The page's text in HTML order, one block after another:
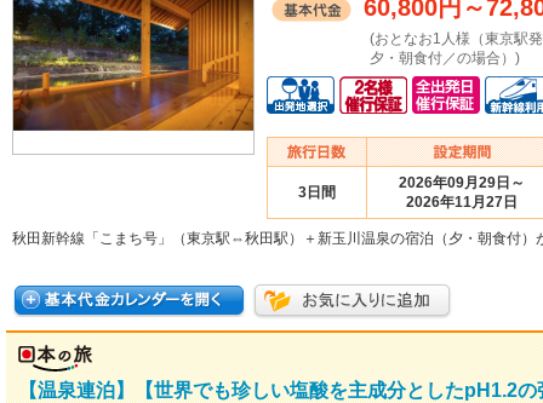
60,800円 ～
(おとなお1人様（東京駅
夕・朝食付／の場合）)
3日間
2026年09月29日～
2026年11月27日
秋田新幹線「こまち号」（東京駅⇔秋田駅）＋新玉川温泉の宿泊（夕・朝食付）
【温泉連泊】【世界でも珍しい塩酸を主成分としたpH1.2